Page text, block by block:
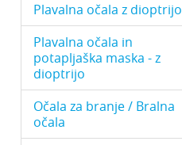
Plavalna očala z dioptrijo
Plavalna očala in
potapljaška maska - z
dioptrijo
Očala za branje / Bralna
očala